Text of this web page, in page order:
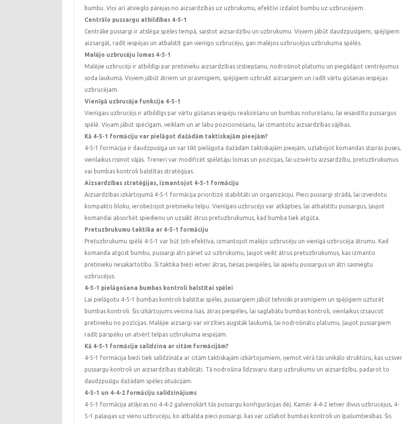
bumbu. Viņi arī atvieglo pārejas no aizsardzības uz uzbrukumu, efektīvi izdalot bumbu uz uzbrucējiem.
Centrālo pussargu atbildības 4-5-1
Centrālie pussargi ir atslēga spēles tempā, saistot aizsardzību un uzbrukumu. Viņiem jābūt daudzpusīgiem, spējīgiem
aizsargāt, radīt iespējas un atbalstīt gan vienīgo uzbrucēju, gan malējos uzbrucējus uzbrukuma spēlēs.
Malējo uzbrucēju lomas 4-5-1
Malējie uzbrucēji ir atbildīgi par pretinieku aizsardzības izstiepšanu, nodrošinot platumu un piegādājot centrējumus
soda laukumā. Viņiem jābūt ātriem un prasmīgiem, spējīgiem uzbrukt aizsargiem un radīt vārtu gūšanas iespējas
uzbrucējam.
Vienīgā uzbrucēja funkcija 4-5-1
Vienīgais uzbrucējs ir atbildīgs par vārtu gūšanas iespēju realizēšanu un bumbas noturēšanu, lai iesaistītu pussargus
spēlē. Viņam jābūt spēcīgam, veiklam un ar labu pozicionēšanu, lai izmantotu aizsardzības vājības.
Kā 4-5-1 formāciju var pielāgot dažādām taktiskajām pieejām?
4-5-1 formācija ir daudzpusīga un var tikt pielāgota dažādām taktiskajām pieejām, uzlabojot komandas stiprās puses,
vienlaikus risinot vājās. Treneri var modificēt spēlētāju lomas un pozīcijas, lai uzsvērtu aizsardzību, pretuzbrukumus
vai bumbas kontroli balstītas stratēģijas.
Aizsardzības stratēģijas, izmantojot 4-5-1 formāciju
Aizsardzības izkārtojumā 4-5-1 formācija prioritizē stabilitāti un organizāciju. Pieci pussargi strādā, lai izveidotu
kompakto bloku, ierobežojot pretinieku telpu. Vienīgais uzbrucējs var atkāpties, lai atbalstītu pussargus, ļaujot
komandai absorbēt spiedienu un uzsākt ātrus pretuzbrukumus, kad bumba tiek atgūta.
Pretuzbrukumu taktika ar 4-5-1 formāciju
Pretuzbrukumu spēlē 4-5-1 var būt ļoti efektīva, izmantojot malējo uzbrucēju un vienīgā uzbrucēja ātrumu. Kad
komanda atgūst bumbu, pussargi ātri pāriet uz uzbrukumu, ļaujot veikt ātrus pretuzbrukumus, kas izmanto
pretinieku nesakārtotību. Šī taktika bieži ietver ātras, tiešas piespēles, lai apietu pussargus un ātri sasniegtu
uzbrucējus.
4-5-1 pielāgošana bumbas kontroli balstītai spēlei
Lai pielāgotu 4-5-1 bumbas kontroli balstītai spēlei, pussargiem jābūt tehniski prasmīgiem un spējīgiem uzturēt
bumbas kontroli. Šis izkārtojums veicina īsas, ātras piespēles, lai saglabātu bumbas kontroli, vienlaikus izsaucot
pretinieku no pozīcijas. Malējie aizsargi var virzīties augstāk laukumā, lai nodrošinātu platumu, ļaujot pussargiem
radīt pārspēku un atvērt telpas uzbrukuma iespējām.
Kā 4-5-1 formācija salīdzina ar citām formācijām?
4-5-1 formācija bieži tiek salīdzināta ar citām taktiskajām izkārtojumiem, ņemot vērā tās unikālo struktūru, kas uzsver
pussargu kontroli un aizsardzības stabilitāti. Tā nodrošina līdzsvaru starp uzbrukumu un aizsardzību, padarot to
daudzpusīgu dažādām spēles situācijām.
4-5-1 un 4-4-2 formāciju salīdzinājums
4-5-1 formācija atšķiras no 4-4-2 galvenokārt tās pussargu konfigurācijas dēļ. Kamēr 4-4-2 ietver divus uzbrucējus, 4-
5-1 paļaujas uz vienu uzbrucēju, ko atbalsta pieci pussargi, kas var uzlabot bumbas kontroli un īpašumtiesības. Šis